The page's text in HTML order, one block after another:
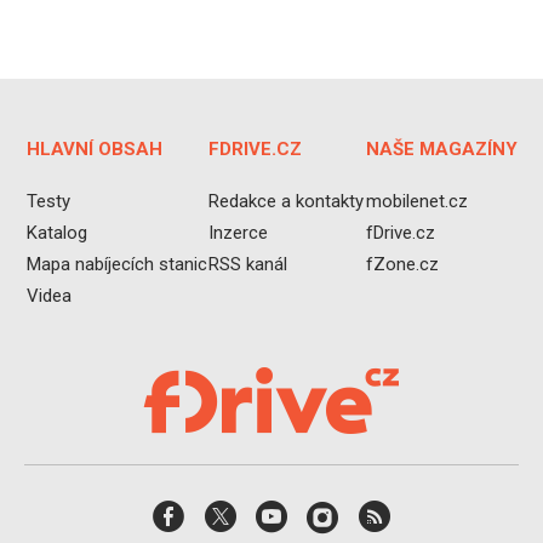
HLAVNÍ OBSAH
Testy
Katalog
Mapa nabíjecích stanic
Videa
FDRIVE.CZ
Redakce a kontakty
Inzerce
RSS kanál
NAŠE MAGAZÍNY
mobilenet.cz
fDrive.cz
fZone.cz